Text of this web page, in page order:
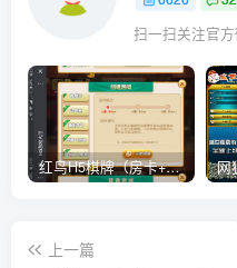
红鸟H5棋牌（房卡+金币）全套双模式游戏源码
上一篇